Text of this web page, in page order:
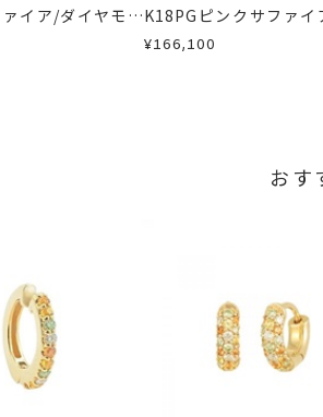
イア/ダイヤモンK18PGピンクサファイ
ヤモンドピアス
¥166,100
おす